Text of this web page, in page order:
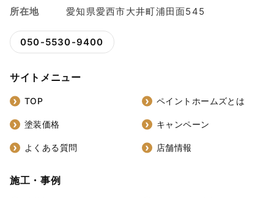
所在地
愛知県愛西市大井町浦田面545
050-5530-9400
サイトメニュー
TOP ペイントホームズとは
塗装価格 キャンペーン
よくある質問 店舗情報
施工・事例